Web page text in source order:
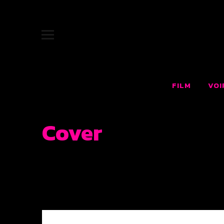
JUKEBOX |
FILM
Cover